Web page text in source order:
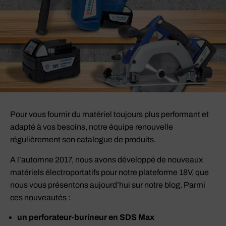
Pour vous fournir du matériel toujours plus performant et
adapté à vos besoins, notre équipe renouvelle
régulièrement son catalogue de produits.
A l’automne 2017, nous avons développé de nouveaux
matériels électroportatifs pour notre plateforme 18V, que
nous vous présentons aujourd’hui sur notre blog. Parmi
ces nouveautés :
un perforateur-burineur en SDS Max